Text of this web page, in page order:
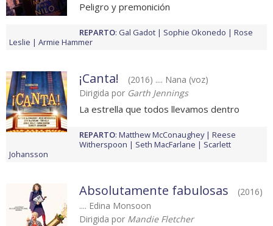
Peligro y premonición
REPARTO: Gal Gadot Sophie Okonedo
Rose
Leslie
Armie Hammer
¡Canta!
(2016) .... Nana (voz)
Dirigida por Garth Jennings
La estrella que todos llevamos dentro
REPARTO: Matthew McConaughey
Reese
Witherspoon
Seth MacFarlane
Scarlett
Johansson
Absolutamente fabulosas
(2016)
.... Edina Monsoon
Dirigida por Mandie Fletcher